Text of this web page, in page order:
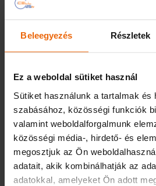
Beleegyezés Részletek
Ez a weboldal sütiket használ
Sütiket használunk a tartalmak és
szabásához, közösségi funkciók
valamint weboldalforgalmunk
közösségi média-, hirdető- és
megosztjuk az Ön
adatait, akik kombinálhatják az
adatokkal, amelyeket Ön adott
(Magyar) Tudta,
applikációval
2023-07-28